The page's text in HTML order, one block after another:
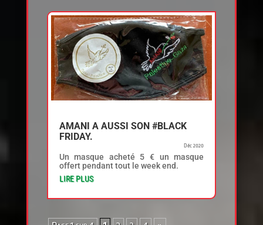
AMANI A AUSSI SON #BLACK
FRIDAY.
Déc 2020
Un masque acheté 5 € un masque
offert pendant tout le week end.
LIRE PLUS